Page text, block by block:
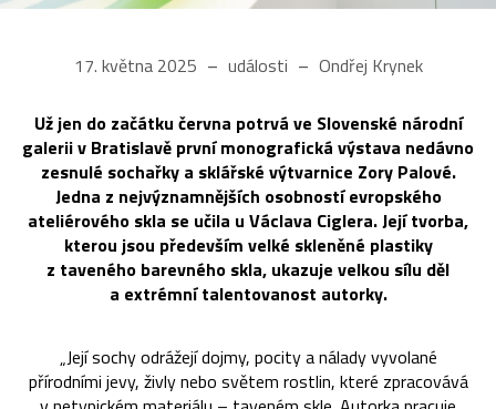
17. května 2025 události Ondřej Krynek
Už jen do začátku června potrvá ve Slovenské národní
galerii v Bratislavě první monografická výstava nedávno
zesnulé sochařky a sklářské výtvarnice Zory Palové.
Jedna z nejvýznamnějších osobností evropského
ateliérového skla se učila u Václava Ciglera. Její tvorba,
kterou jsou především velké skleněné plastiky
z taveného barevného skla, ukazuje velkou sílu děl
a extrémní talentovanost autorky.
„Její sochy odrážejí dojmy, pocity a nálady vyvolané
přírodními jevy, živly nebo světem rostlin, které zpracovává